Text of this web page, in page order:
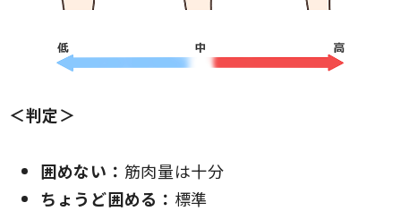
＜判定＞
囲めない： 筋肉量は十分
ちょうど囲める： 標準